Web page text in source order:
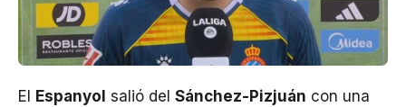
El Espanyol salió del Sánchez-Pizjuán con una